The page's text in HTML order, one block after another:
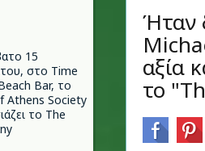
15
στο Time
Bar, το
Athens Society
το The
Ήταν
αξία
το